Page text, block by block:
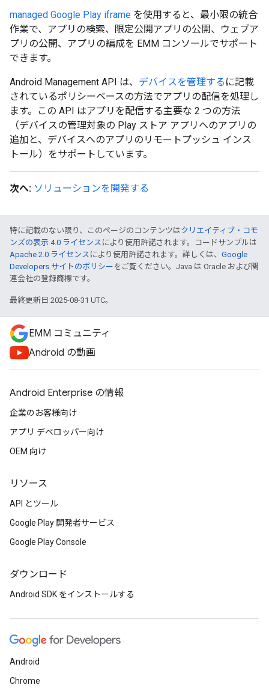
managed Google Play iframe を使用すると、最小限の統合
作業で、アプリの検索、限定公開アプリの公開、ウェブア
プリの公開、アプリの編成を EMM コンソールでサポート
できます。
Android Management API は、 デバイスを管理する に記載
されているポリシーベースの方法でアプリの配信を処理し
ます。この API はアプリを配信する主要な 2 つの方法
（デバイスの管理対象の Play ストア アプリへのアプリの
追加と、デバイスへのアプリのリモートプッシュ インス
トール）をサポートしています。
次へ: ソリューションを開発する
特に記載のない限り、このページのコンテンツはクリエイティブ・コモ
ンズの表示 4.0 ライセンス により使用許諾されます。コードサンプルは
Apache 2.0 ライセンス により使用許諾されます。詳しくは、 Google
Developers サイトのポリシー をご覧ください。Java は Oracle および関
連会社の登録商標です。
最終更新日 2025-08-31 UTC。
EMM コミュニティ
Android の動画
Android Enterprise の情報
企業のお客様向け
アプリ デベロッパー向け
OEM 向け
リソース
API とツール
Google Play 開発者サービス
Google Play Console
ダウンロード
Android SDK をインストールする
Android
Chrome